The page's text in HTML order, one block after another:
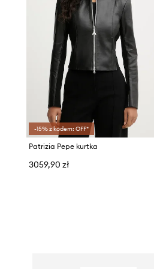
-15% z kodem: OFF*
Patrizia Pepe kurtka
3059,90 zł